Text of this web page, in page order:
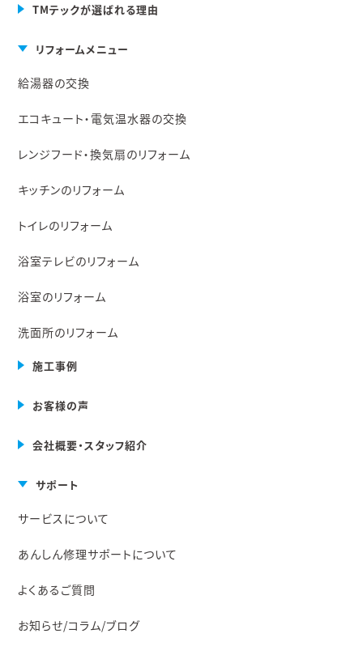
TMテックが選ばれる理由
リフォームメニュー
給湯器の交換
エコキュート・電気温水器の交換
レンジフード・換気扇のリフォーム
キッチンのリフォーム
トイレのリフォーム
浴室テレビのリフォーム
浴室のリフォーム
洗面所のリフォーム
施工事例
お客様の声
会社概要・スタッフ紹介
サポート
サービスについて
あんしん修理サポートについて
よくあるご質問
お知らせ/コラム/ブログ